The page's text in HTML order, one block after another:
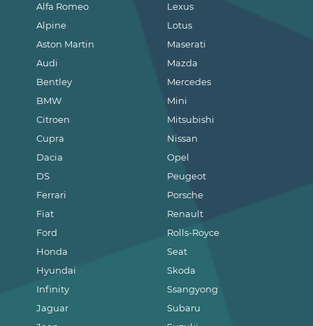
Alfa Romeo
Alpine
Aston Martin
Audi
Bentley
BMW
Citroen
Cupra
Dacia
DS
Ferrari
Fiat
Ford
Honda
Hyundai
Infinity
Jaguar
Lexus
Lotus
Maserati
Mazda
Mercedes
Mini
Mitsubishi
Nissan
Opel
Peugeot
Porsche
Renault
Rolls-Royce
Seat
Skoda
Ssangyong
Subaru